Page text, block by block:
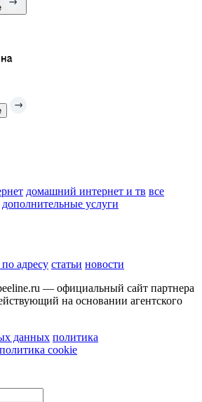
домашний интернет и тв все
дополнительные услуги
адресу статьи новости
— официальный сайт партнера
на основании агентского
данных политика
политика cookie